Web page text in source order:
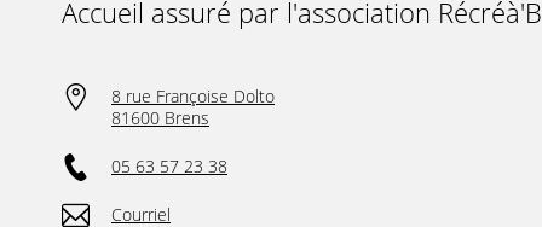
Accueil assuré par l'association
8 rue Françoise Dolto
81600 Brens
05 63 57 23 38
Courriel